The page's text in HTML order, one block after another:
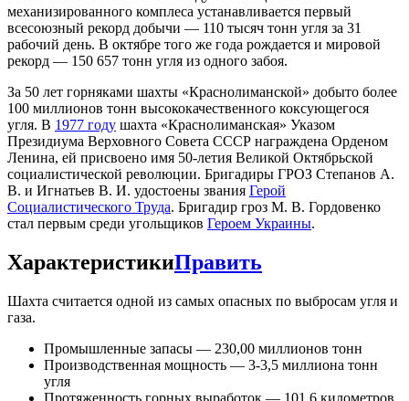
механизированного комплеса устанавливается первый
всесоюзный рекорд добычи — 110 тысяч тонн угля за 31
рабочий день. В октябре того же года рождается и мировой
рекорд — 150 657 тонн угля из одного забоя.
За 50 лет горняками шахты «Краснолиманской» добыто более
100 миллионов тонн высококачественного коксующегося
угля. В 1977 году шахта «Краснолиманская» Указом
Президиума Верховного Совета СССР награждена Орденом
Ленина, ей присвоено имя 50-летия Великой Октябрьской
социалистической революции. Бригадиры ГРОЗ Степанов А.
В. и Игнатьев В. И. удостоены звания Герой
Социалистического Труда. Бригадир гроз М. В. Гордовенко
стал первым среди угольщиков Героем Украины.
ХарактеристикиПравить
Шахта считается одной из самых опасных по выбросам угля и
газа.
Промышленные запасы — 230,00 миллионов тонн
Производственная мощность — 3-3,5 миллиона тонн
угля
Протяженность горных выработок — 101,6 километров